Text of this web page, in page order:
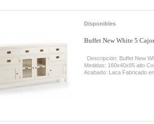
Disponibles
Buffet New White 5
Descripción: Buffet New
Medidas: 160x40x85 alto
Acabado: Laca Fabricado